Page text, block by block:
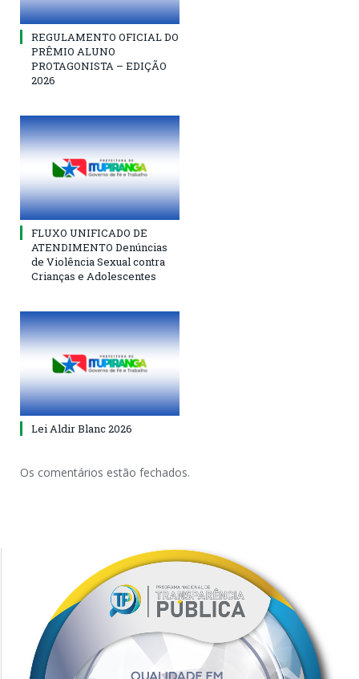
REGULAMENTO OFICIAL DO
PRÊMIO ALUNO
PROTAGONISTA – EDIÇÃO
2026
FLUXO UNIFICADO DE
ATENDIMENTO Denúncias
de Violência Sexual contra
Crianças e Adolescentes
Lei Aldir Blanc 2026
Os comentários estão fechados.